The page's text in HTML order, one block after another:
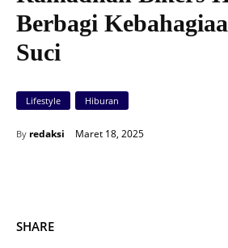
Berbagi
Suci
Lifestyle Hiburan
By redaksi Maret 18, 2025
SHARE